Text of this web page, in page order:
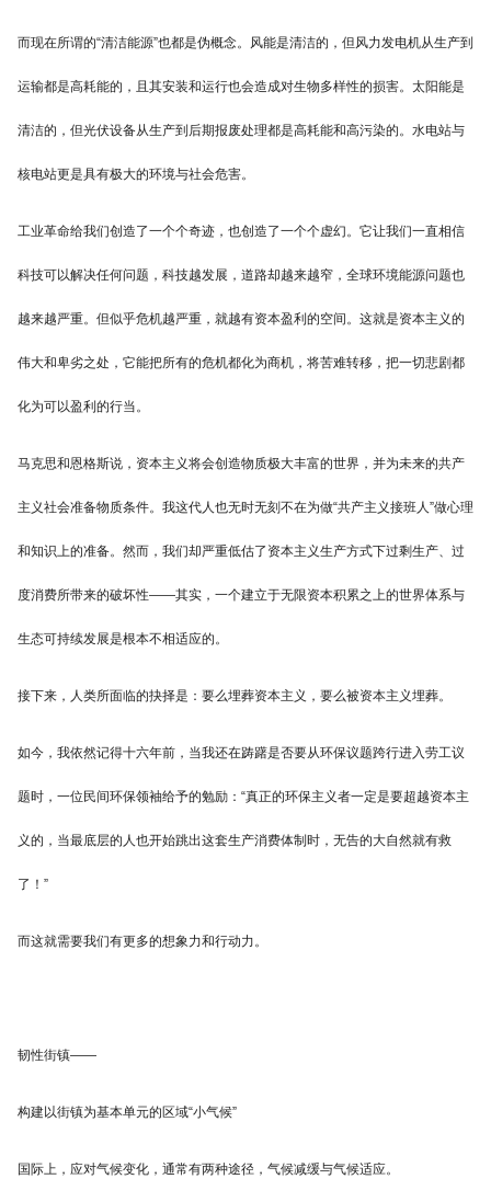
而现在所谓的“清洁能源”也都是伪概念。风能是清洁的，但风力发电机从生产到
运输都是高耗能的，且其安装和运行也会造成对生物多样性的损害。太阳能是
清洁的，但光伏设备从生产到后期报废处理都是高耗能和高污染的。水电站与
核电站更是具有极大的环境与社会危害。
工业革命给我们创造了一个个奇迹，也创造了一个个虚幻。它让我们一直相信
科技可以解决任何问题，科技越发展，道路却越来越窄，全球环境能源问题也
越来越严重。但似乎危机越严重，就越有资本盈利的空间。这就是资本主义的
伟大和卑劣之处，它能把所有的危机都化为商机，将苦难转移，把一切悲剧都
化为可以盈利的行当。
马克思和恩格斯说，资本主义将会创造物质极大丰富的世界，并为未来的共产
主义社会准备物质条件。我这代人也无时无刻不在为做“共产主义接班人”做心理
和知识上的准备。然而，我们却严重低估了资本主义生产方式下过剩生产、过
度消费所带来的破坏性——其实，一个建立于无限资本积累之上的世界体系与
生态可持续发展是根本不相适应的。
接下来，人类所面临的抉择是：要么埋葬资本主义，要么被资本主义埋葬。
如今，我依然记得十六年前，当我还在踌躇是否要从环保议题跨行进入劳工议
题时，一位民间环保领袖给予的勉励：“真正的环保主义者一定是要超越资本主
义的，当最底层的人也开始跳出这套生产消费体制时，无告的大自然就有救
了！”
而这就需要我们有更多的想象力和行动力。
韧性街镇——
构建以街镇为基本单元的区域“小气候”
国际上，应对气候变化，通常有两种途径，气候减缓与气候适应。